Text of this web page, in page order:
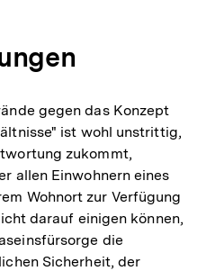
gegen das Konzept
ist wohl unstrittig,
zukommt,
allen Einwohnern eines
Wohnort zur Verfügung
darauf einigen können,
die
Sicherheit, der